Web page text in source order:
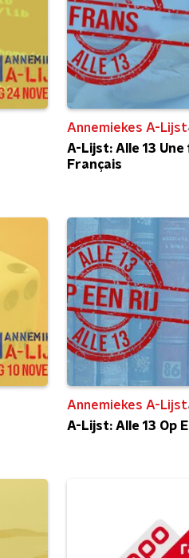
Annemiekes A-Lijst
A-Lijst: Alle 13 Une
Français
Annemiekes A-Lijst
A-Lijst: Alle 13 Op